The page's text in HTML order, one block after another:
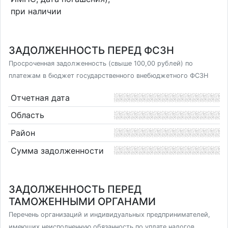
при наличии
ЗАДОЛЖЕННОСТЬ ПЕРЕД ФСЗН
Просроченная задолженность (свыше 100,00 рублей) по
платежам в бюджет государственного внебюджетного ФСЗН
Отчетная дата
Область
Район
Сумма задолженности
ЗАДОЛЖЕННОСТЬ ПЕРЕД
ТАМОЖЕННЫМИ ОРГАНАМИ
Перечень организаций и индивидуальных предпринимателей,